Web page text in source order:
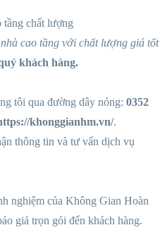
cao tầng với chất lượng giá tốt
khách hàng.
tôi qua đường dây nóng: 0352
khonggianhm.vn/.
thông tin và tư vấn dịch vụ
nghiệm của Không Gian Hoàn
giá trọn gói đến khách hàng.